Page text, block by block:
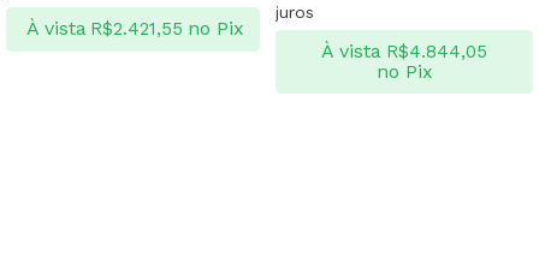
À vista R$2.421,55 no Pix
juros
À vista R$4.844,05
no Pix